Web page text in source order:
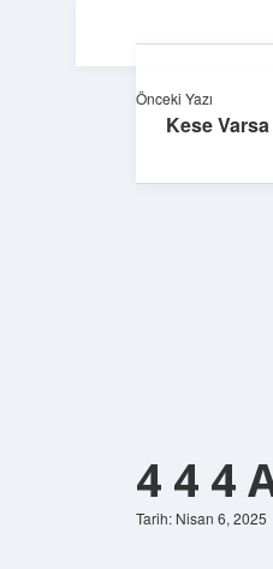
4 4 4
Tarih: Nisan 6, 2025
Önceki Yazı
Kese Varsa